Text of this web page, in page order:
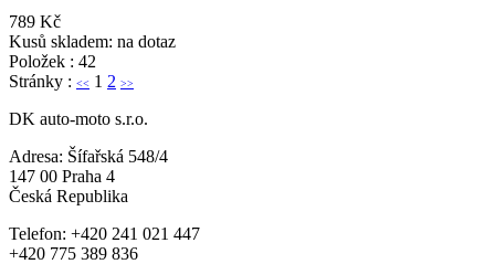
789 Kč
Kusů skladem: na dotaz
Položek : 42
Stránky : << 1 2 >>
DK auto-moto s.r.o.
Adresa: Šífařská 548/4
147 00 Praha 4
Česká Republika
Telefon: +420 241 021 447
+420 775 389 836